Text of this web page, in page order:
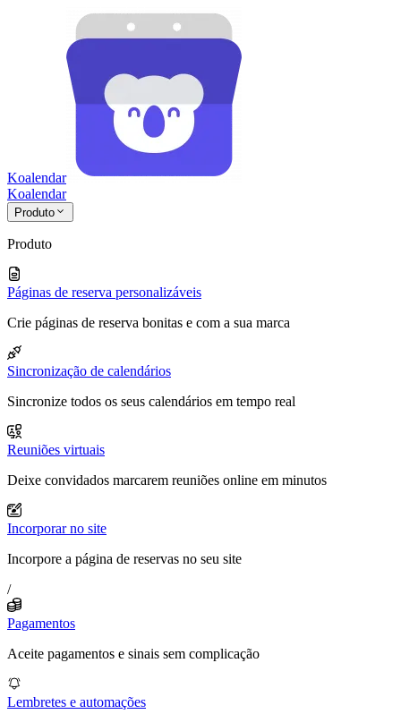
Koalendar
Koalendar
Produto
Produto
Páginas de reserva personalizáveis
Crie páginas de reserva bonitas e com a sua marca
Sincronização de calendários
Sincronize todos os seus calendários em tempo real
Reuniões virtuais
Deixe convidados marcarem reuniões online em minutos
Incorporar no site
Incorpore a página de reservas no seu site
/
Pagamentos
Aceite pagamentos e sinais sem complicação
Lembretes e automações